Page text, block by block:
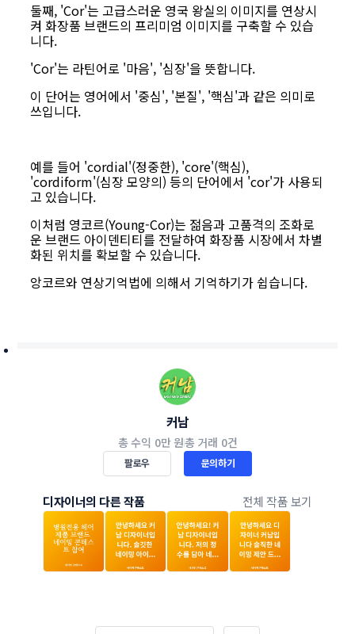
둘째, 'Cor'는 고급스러운 영국 왕실의 이미지를 연상시
켜 화장품 브랜드의 프리미엄 이미지를 구축할 수 있습
니다.
'Cor'는 라틴어로 '마음', '심장'을 뜻합니다.
이 단어는 영어에서 '중심', '본질', '핵심'과 같은 의미로
쓰입니다.
예를 들어 'cordial'(정중한), 'core'(핵심),
'cordiform'(심장 모양의) 등의 단어에서 'cor'가 사용되
고 있습니다.
이처럼 영코르(Young-Cor)는 젊음과 고품격의 조화로
운 브랜드 아이덴티티를 전달하여 화장품 시장에서 차별
화된 위치를 확보할 수 있습니다.
앙코르와 연상기억법에 의해서 기억하기가 쉽습니다.
커남
총 수익 0만 원총 거래 0건
팔로우 문의하기
디자이너의 다른 작품 전체 작품 보기